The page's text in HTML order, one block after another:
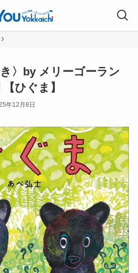
〉by メリーゴーラン
【ひぐま】
年12月8日